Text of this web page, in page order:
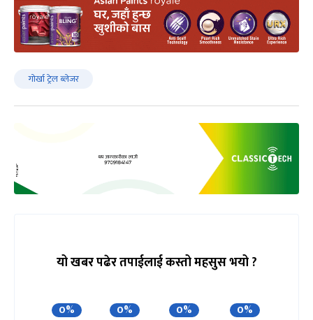
गोर्खा ट्रेल ब्लेजर
यो खबर पढेर तपाईलाई कस्तो महसुस भयो ?
0% 0% 0% 0%